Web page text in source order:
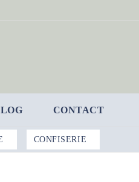
CONTACT
CONFISERIE